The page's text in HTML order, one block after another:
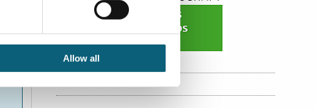
Allow all